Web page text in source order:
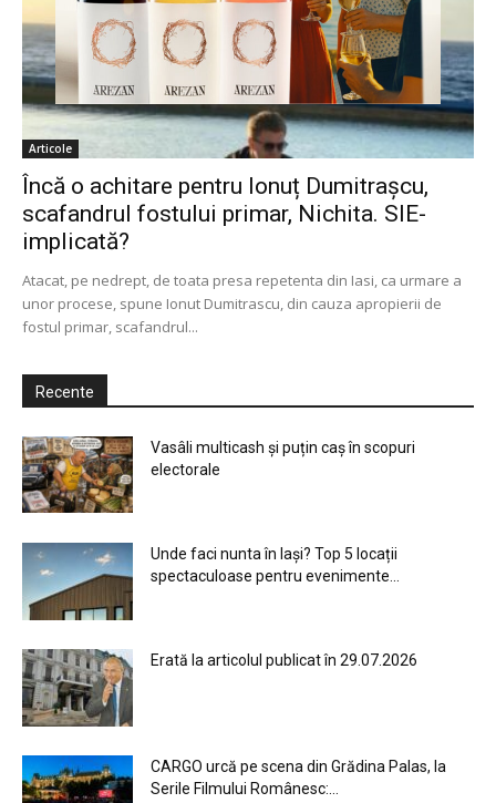
Articole
Încă o achitare pentru Ionuț Dumitrașcu,
scafandrul fostului primar, Nichita. SIE-
implicată?
Atacat, pe nedrept, de toata presa repetenta din Iasi, ca urmare a
unor procese, spune Ionut Dumitrascu, din cauza apropierii de
fostul primar, scafandrul...
Recente
Vasâli multicash și puțin caș în scopuri
electorale
Unde faci nunta în Iași? Top 5 locații
spectaculoase pentru evenimente...
Erată la articolul publicat în 29.07.2026
CARGO urcă pe scena din Grădina Palas, la
Serile Filmului Românesc:...